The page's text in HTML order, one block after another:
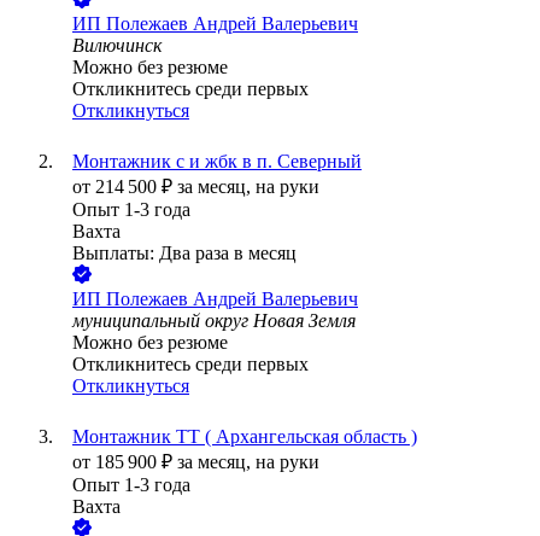
ИП Полежаев Андрей Валерьевич
Вилючинск
Можно без резюме
Откликнитесь среди первых
Откликнуться
Монтажник с и жбк в п. Северный
от 214 500 ₽ за месяц, на руки
Опыт 1-3 года
Вахта
Выплаты: Два раза в месяц
ИП Полежаев Андрей Валерьевич
муниципальный округ Новая Земля
Можно без резюме
Откликнитесь среди первых
Откликнуться
Монтажник ТТ ( Архангельская область )
от 185 900 ₽ за месяц, на руки
Опыт 1-3 года
Вахта